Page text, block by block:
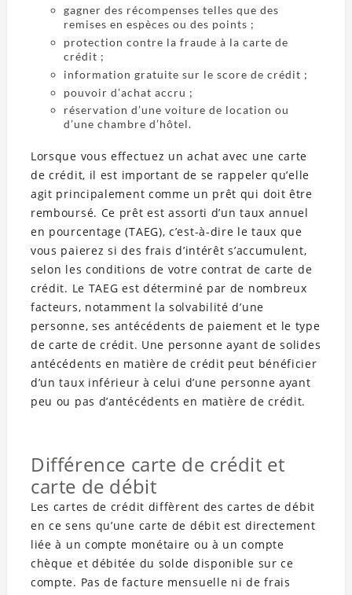
gagner des récompenses telles que des
remises en espèces ou des points ;
protection contre la fraude à la carte de
crédit ;
information gratuite sur le score de crédit ;
pouvoir d’achat accru ;
réservation d’une voiture de location ou
d’une chambre d’hôtel.
Lorsque vous effectuez un achat avec une carte
de crédit, il est important de se rappeler qu’elle
agit principalement comme un prêt qui doit être
remboursé. Ce prêt est assorti d’un taux annuel
en pourcentage (TAEG), c’est-à-dire le taux que
vous paierez si des frais d’intérêt s’accumulent,
selon les conditions de votre contrat de carte de
crédit. Le TAEG est déterminé par de nombreux
facteurs, notamment la solvabilité d’une
personne, ses antécédents de paiement et le type
de carte de crédit. Une personne ayant de solides
antécédents en matière de crédit peut bénéficier
d’un taux inférieur à celui d’une personne ayant
peu ou pas d’antécédents en matière de crédit.
Différence carte de crédit et
carte de débit
Les cartes de crédit diffèrent des cartes de débit
en ce sens qu’une carte de débit est directement
liée à un compte monétaire ou à un compte
chèque et débitée du solde disponible sur ce
compte. Pas de facture mensuelle ni de frais